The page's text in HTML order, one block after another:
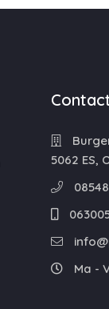
5062 ES,
Ma -